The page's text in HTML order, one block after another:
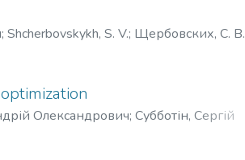
; Shcherbovskykh, S. V.; Щербовских, С. В.
Олександрович; Субботін, Сергій